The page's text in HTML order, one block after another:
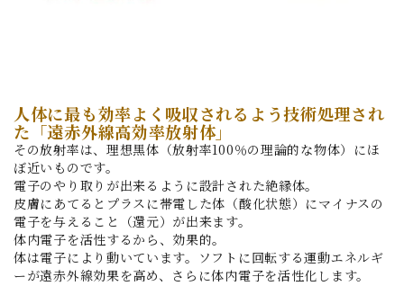
人体に最も効率よく吸収されるよう技術処理され
た「遠赤外線高効率放射体」
その放射率は、理想黒体（放射率100％の理論的な物体）にほ
ぼ近いものです。
電子のやり取りが出来るように設計された絶縁体。
皮膚にあてるとプラスに帯電した体（酸化状態）にマイナスの
電子を与えること（還元）が出来ます。
体内電子を活性するから、効果的。
体は電子により動いています。ソフトに回転する運動エネルギ
ーが遠赤外線効果を高め、さらに体内電子を活性化します。